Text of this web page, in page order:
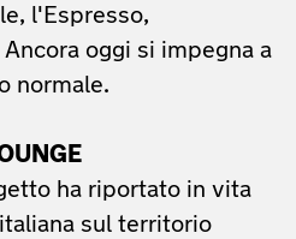
l'Espresso,
Ancora oggi si impegna a
normale.
ha riportato in vita
sul territorio